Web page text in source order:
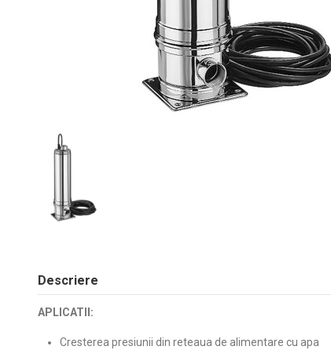
Descriere
APLICATII:
Cresterea presiunii din reteaua de alimentare cu apa